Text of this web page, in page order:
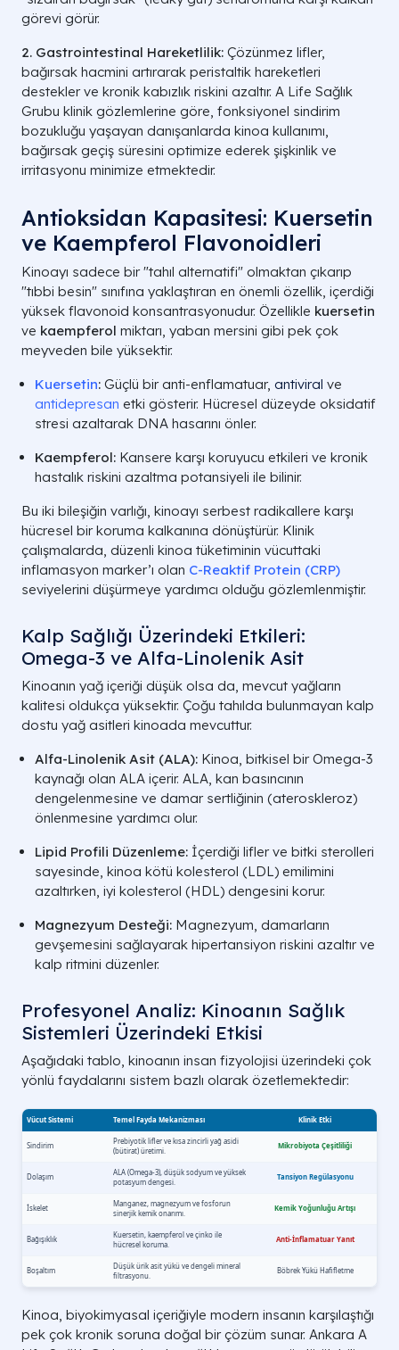
görevi görür.
2. Gastrointestinal Hareketlilik: Çözünmez lifler,
bağırsak hacmini artırarak peristaltik hareketleri
destekler ve kronik kabızlık riskini azaltır. A Life Sağlık
Grubu klinik gözlemlerine göre, fonksiyonel sindirim
bozukluğu yaşayan danışanlarda kinoa kullanımı,
bağırsak geçiş süresini optimize ederek şişkinlik ve
irritasyonu minimize etmektedir.
Antioksidan Kapasitesi: Kuersetin
ve Kaempferol Flavonoidleri
Kinoayı sadece bir "tahıl alternatifi" olmaktan çıkarıp
"tıbbi besin" sınıfına yaklaştıran en önemli özellik, içerdiği
yüksek flavonoid konsantrasyonudur. Özellikle kuersetin
ve kaempferol miktarı, yaban mersini gibi pek çok
meyveden bile yüksektir.
Kuersetin: Güçlü bir anti-enflamatuar, antiviral ve
antidepresan etki gösterir. Hücresel düzeyde oksidatif
stresi azaltarak DNA hasarını önler.
Kaempferol: Kansere karşı koruyucu etkileri ve kronik
hastalık riskini azaltma potansiyeli ile bilinir.
Bu iki bileşiğin varlığı, kinoayı serbest radikallere karşı
hücresel bir koruma kalkanına dönüştürür. Klinik
çalışmalarda, düzenli kinoa tüketiminin vücuttaki
inflamasyon marker’ı olan C-Reaktif Protein (CRP)
seviyelerini düşürmeye yardımcı olduğu gözlemlenmiştir.
Kalp Sağlığı Üzerindeki Etkileri:
Omega-3 ve Alfa-Linolenik Asit
Kinoanın yağ içeriği düşük olsa da, mevcut yağların
kalitesi oldukça yüksektir. Çoğu tahılda bulunmayan kalp
dostu yağ asitleri kinoada mevcuttur.
Alfa-Linolenik Asit (ALA): Kinoa, bitkisel bir Omega-3
kaynağı olan ALA içerir. ALA, kan basıncının
dengelenmesine ve damar sertliğinin (ateroskleroz)
önlenmesine yardımcı olur.
Lipid Profili Düzenleme: İçerdiği lifler ve bitki sterolleri
sayesinde, kinoa kötü kolesterol (LDL) emilimini
azaltırken, iyi kolesterol (HDL) dengesini korur.
Magnezyum Desteği: Magnezyum, damarların
gevşemesini sağlayarak hipertansiyon riskini azaltır ve
kalp ritmini düzenler.
Profesyonel Analiz: Kinoanın Sağlık
Sistemleri Üzerindeki Etkisi
Aşağıdaki tablo, kinoanın insan fizyolojisi üzerindeki çok
yönlü faydalarını sistem bazlı olarak özetlemektedir:
Kinoa, biyokimyasal içeriğiyle modern insanın karşılaştığı
pek çok kronik soruna doğal bir çözüm sunar. Ankara A